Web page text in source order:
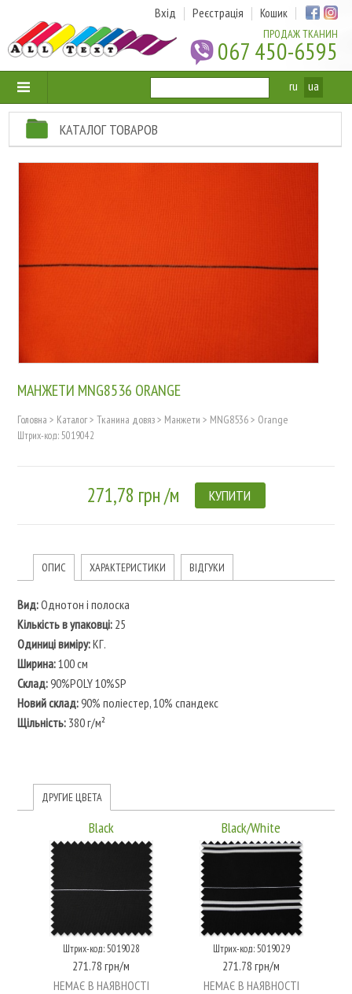
ПРОДАЖ ТКАНИН
067 450-6595
Вхід Реєстрація Кошик
ru ua
КАТАЛОГ ТОВАРОВ
МАНЖЕТИ MNG8536 ORANGE
Головна > Каталог> Тканина довяз> Манжети > MNG8536> Orange
Штрих-код: 5019042
271,78 грн /м КУПИТИ
ОПИС ХАРАКТЕРИСТИКИ ВІДГУКИ
Вид:Однотон і полоска
Кількість в упаковці:25
Одиниці виміру:КГ.
Ширина:100 см
Склад:90%POLY 10%SP
Новий склад:90% поліестер, 10% спандекс
Щільність:380 г/м²
ДРУГИЕ ЦВЕТА
Black
Штрих-код: 5019028
271.78 грн/м
НЕМАЄ В НАЯВНОСТІ
Black/White
Штрих-код: 5019029
271.78 грн/м
НЕМАЄ В НАЯВНОСТІ